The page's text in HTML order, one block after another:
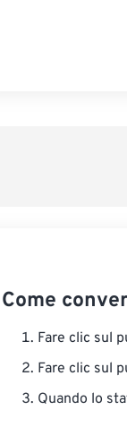
Come
Fare clic sul
Fare clic sul
Quando lo